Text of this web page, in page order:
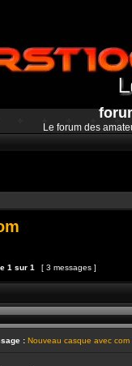
Le forum des
au sujet
1 sur 1 [ 3 messages ]
: Nouveau casque avec com